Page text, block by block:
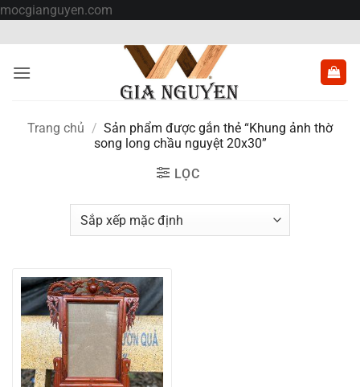
mocgianguyen.com
nội
dung
Trang chủ / Sản phẩm được gắn thẻ “Khung ảnh thờ
song long chầu nguyệt 20x30”
LỌC